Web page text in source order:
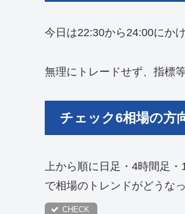
今日は22:30から24:00にか
無理にトレードせず、指標
チェック6相場の方
上から順に日足・4時間足
で相場のトレンドがどうな